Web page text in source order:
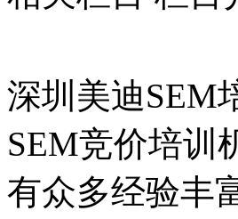
深圳美迪SEM
SEM竞价培训
有众多经验丰